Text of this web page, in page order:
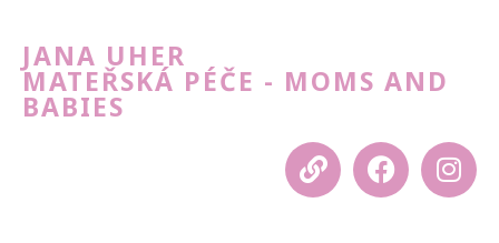
JANA UHER
MATEŘSKÁ PÉČE - MOMS AND
BABIES